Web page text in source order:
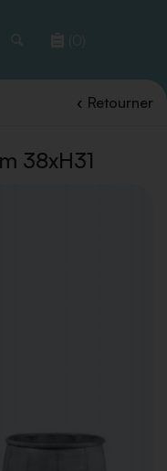
(0)
Retourner
38xH31